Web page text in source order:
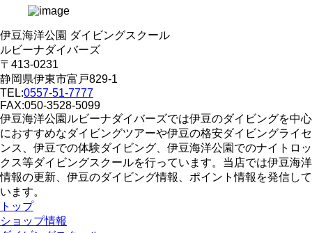
伊豆海洋公園 ダイビングスクール
ルビーナダイバーズ
〒413-0231
静岡県伊東市富戸829-1
TEL:0557-51-7777
FAX:050-3528-5099
伊豆海洋公園ルビーナダイバーズでは伊豆のダイビングを中心
におすすめなダイビングツアーや伊豆の格安ダイビングライセ
ンス、伊豆での体験ダイビング、伊豆海洋公園でのナイトロッ
クス等ダイビングスクールを行っています。当店では伊豆海洋
情報の更新、伊豆のダイビング情報、ポイント情報を発信して
います。
トップ
ショップ情報